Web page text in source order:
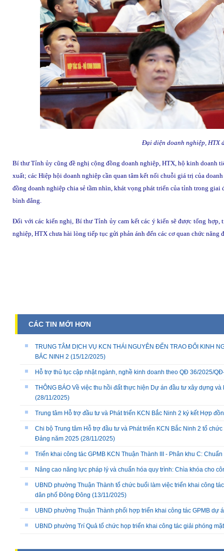
Đại diện doanh nghiệp, HTX
Bí thư Tỉnh ủy cũng đề nghị cộng đồng doanh nghiệp, HTX, hộ kinh doanh
xuất; các Hiệp hội doanh nghiệp cần quan tâm kết nối chuỗi giá trị của
đồng doanh nghiệp chia sẻ tầm nhìn, khát vọng phát triển của tỉnh trong
bình đẳng.
Đối với các kiến nghị, Bí thư Tỉnh ủy cam kết các ý kiến sẽ được tổng
nghiệp, HTX chưa hài lòng tiếp tục gửi phản ánh đến các cơ quan chức năng
CÁC TIN MỚI HƠN
TRUNG TÂM DỊCH VỤ KCN THÁI NGUYÊN ĐẾN TRAO ĐỔI KINH
BẮC NINH 2 (15/12/2025)
Hỗ trợ thủ tục cập nhật ngành, nghề kinh doanh theo QĐ 36/2025/
THÔNG BÁO Về việc thu hồi đất thực hiện Dự án đầu tư xây dựng
(28/11/2025)
Trung tâm Hỗ trợ đầu tư và Phát triển KCN Bắc Ninh 2 ký kết Hợp
Chi bộ Trung tâm Hỗ trợ đầu tư và Phát triển KCN Bắc Ninh 2 tổ
Đảng năm 2025 (28/11/2025)
Triển khai công tác GPMB KCN Thuận Thành III - Phân khu C:
Nâng cao năng lực pháp lý và chuẩn hóa quy trình: Chìa khóa cho
UBND phường Thuận Thành tổ chức buổi làm việc triển khai công
dân phố Đông Đông (13/11/2025)
UBND phường Thuận Thành phối hợp triển khai công tác GPMB dự
UBND phường Trí Quả tổ chức họp triển khai công tác giải phóng